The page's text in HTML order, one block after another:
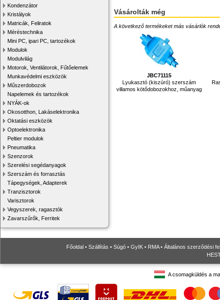
Kondenzátor
Kristályok
Matricák, Feliratok
Méréstechnika
Mini PC, ipari PC, tartozékok
Modulok
Modulvilág
Motorok, Ventilátorok, Fűtőelemek
Munkavédelmi eszközök
Műszerdobozok
Napelemek és tartozékok
NYÁK-ok
Okosotthon, Lakáselektronika
Oktatási eszközök
Optoelektronika
Peltier modulok
Pneumatika
Szenzorok
Szerelési segédanyagok
Szerszám és forrasztás
Tápegységek, Adapterek
Tranzisztorok
Varisztorok
Vegyszerek, ragasztók
Zavarszűrők, Ferritek
Vásárolták még
A következő termékeket más vásárlók
JBC71115
Lyukasztó (kiszúró) szerszám
villamos kötődobozokhoz, műanyag
Főoldal • Szállítás • Súgó • GyIK • RMA• Általános szerződési
A csomagküldés a